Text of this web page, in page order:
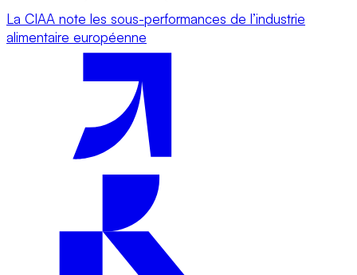
La CIAA note les sous-performances de l’industrie
alimentaire européenne